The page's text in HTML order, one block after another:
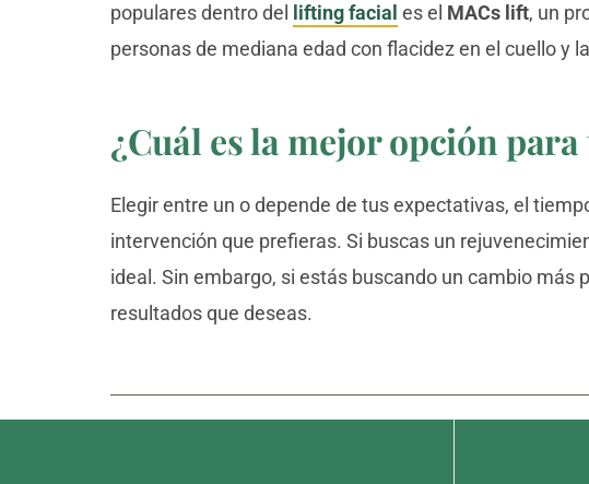
populares dentro del
lifting facial es el MACs lift, un
personas de mediana edad con flacidez en el cuello y
¿Cuál es la mejor opción
Elegir entre un odepende de tus expectativas, el
intervención que prefieras. Si buscas un
ideal. Sin embargo, si estás buscando un cambio
resultados que deseas.